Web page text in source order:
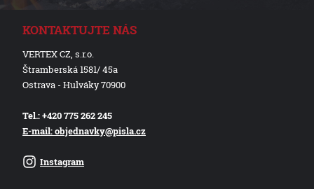
KONTAKTUJTE NÁS
VERTEX CZ, s.r.o.
Štramberská 1581/ 45a
Ostrava - Hulváky 70900
Tel.: +420 775 262 245
E-mail: objednavky@pisla.cz
Instagram